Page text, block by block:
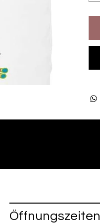
Öffnungszeiten